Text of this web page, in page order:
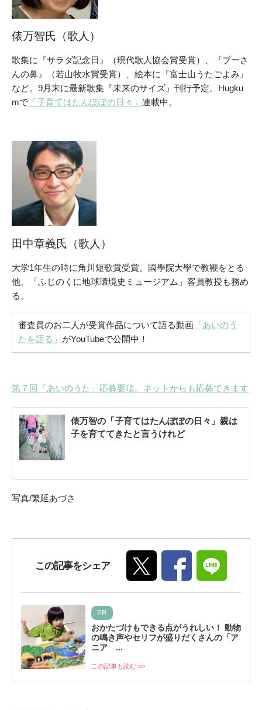
俵万智氏（歌人）
歌集に『サラダ記念日』（現代歌人協会賞受賞）、『プーさ
んの鼻』（若山牧水賞受賞）、絵本に『富士山うたごよみ』
など。9月末に最新歌集『未来のサイズ』刊行予定。Hugku
mで 「子育てはたんぽぽの日々」 連載中。
田中章義氏（歌人）
大学1年生の時に角川短歌賞受賞。國學院大學で教鞭をとる
他、「ふじのくに地球環境史ミュージアム」客員教授も務め
る。
審査員のお二人が受賞作品について語る動画 「あいのう
たを語る」 がYouTubeで公開中！
第７回「あいのうた」応募要項。ネットからも応募できます
俵万智の「子育てはたんぽぽの日々」親は
子を育ててきたと言うけれど
写真/繁延あづさ
この記事をシェア
PR
おかたづけもできる点がうれしい！ 動物
の鳴き声やセリフが盛りだくさんの「ア
ニア ...
この記事も読む >>